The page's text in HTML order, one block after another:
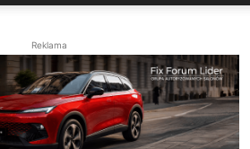
Reklama